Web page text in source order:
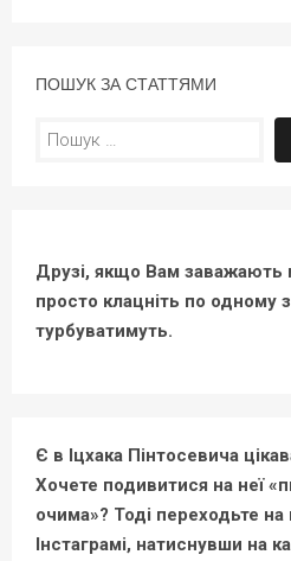
ПОШУК ЗА СТАТТЯМИ
Пошук:
Друзі, якщо Вам заважають
просто клацніть по одному
турбуватимуть.
Є в Іцхака Пінтосевича
Хочете подивитися на неї
очима»? Тоді переходьте на
Інстаграмі, натиснувши на